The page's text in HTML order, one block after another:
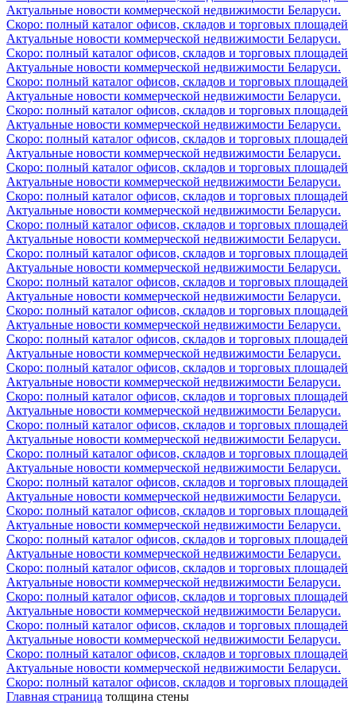
Актуальные новости коммерческой недвижимости Беларуси.
Скоро: полный каталог офисов, складов и торговых площадей
Актуальные новости коммерческой недвижимости Беларуси.
Скоро: полный каталог офисов, складов и торговых площадей
Актуальные новости коммерческой недвижимости Беларуси.
Скоро: полный каталог офисов, складов и торговых площадей
Актуальные новости коммерческой недвижимости Беларуси.
Скоро: полный каталог офисов, складов и торговых площадей
Актуальные новости коммерческой недвижимости Беларуси.
Скоро: полный каталог офисов, складов и торговых площадей
Актуальные новости коммерческой недвижимости Беларуси.
Скоро: полный каталог офисов, складов и торговых площадей
Актуальные новости коммерческой недвижимости Беларуси.
Скоро: полный каталог офисов, складов и торговых площадей
Актуальные новости коммерческой недвижимости Беларуси.
Скоро: полный каталог офисов, складов и торговых площадей
Актуальные новости коммерческой недвижимости Беларуси.
Скоро: полный каталог офисов, складов и торговых площадей
Актуальные новости коммерческой недвижимости Беларуси.
Скоро: полный каталог офисов, складов и торговых площадей
Актуальные новости коммерческой недвижимости Беларуси.
Скоро: полный каталог офисов, складов и торговых площадей
Актуальные новости коммерческой недвижимости Беларуси.
Скоро: полный каталог офисов, складов и торговых площадей
Актуальные новости коммерческой недвижимости Беларуси.
Скоро: полный каталог офисов, складов и торговых площадей
Актуальные новости коммерческой недвижимости Беларуси.
Скоро: полный каталог офисов, складов и торговых площадей
Актуальные новости коммерческой недвижимости Беларуси.
Скоро: полный каталог офисов, складов и торговых площадей
Актуальные новости коммерческой недвижимости Беларуси.
Скоро: полный каталог офисов, складов и торговых площадей
Актуальные новости коммерческой недвижимости Беларуси.
Скоро: полный каталог офисов, складов и торговых площадей
Актуальные новости коммерческой недвижимости Беларуси.
Скоро: полный каталог офисов, складов и торговых площадей
Актуальные новости коммерческой недвижимости Беларуси.
Скоро: полный каталог офисов, складов и торговых площадей
Актуальные новости коммерческой недвижимости Беларуси.
Скоро: полный каталог офисов, складов и торговых площадей
Актуальные новости коммерческой недвижимости Беларуси.
Скоро: полный каталог офисов, складов и торговых площадей
Актуальные новости коммерческой недвижимости Беларуси.
Скоро: полный каталог офисов, складов и торговых площадей
Актуальные новости коммерческой недвижимости Беларуси.
Скоро: полный каталог офисов, складов и торговых площадей
Актуальные новости коммерческой недвижимости Беларуси.
Скоро: полный каталог офисов, складов и торговых площадей
Главная страница толщина стены